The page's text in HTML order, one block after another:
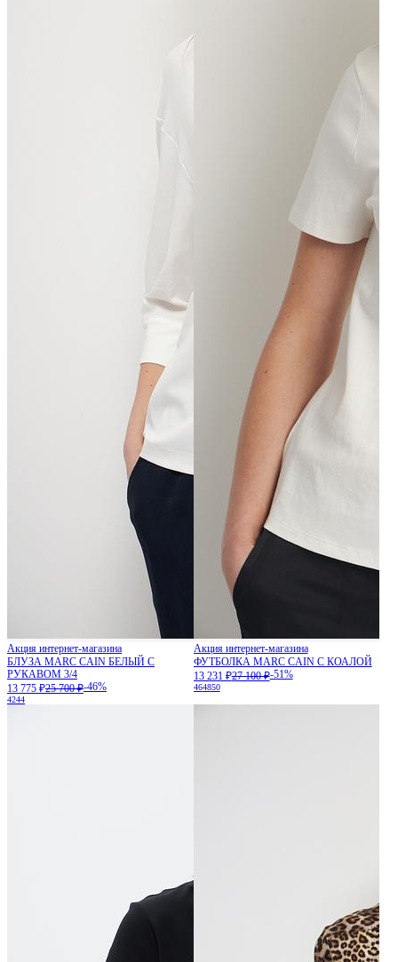
Акция интернет-магазина
БЛУЗА MARC CAIN БЕЛЫЙ С
РУКАВОМ 3/4
13 775 ₽25 700 ₽-46%
4244
Акция интернет-магазина
ФУТБОЛКА MARC CAIN С КОАЛОЙ
13 231 ₽27 100 ₽-51%
464850